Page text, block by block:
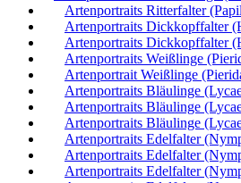
Artenportraits Ritterfalter
Artenportraits Dickkopffalter
Artenportraits Dickkopffalter
Artenportraits Weißlinge
Artenportrait Weißlinge
Artenportraits Bläulinge
Artenportraits Bläulinge
Artenportraits Bläulinge
Artenportraits Edelfalter
Artenportraits Edelfalter
Artenportraits Edelfalter